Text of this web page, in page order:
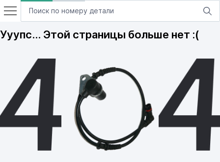
Ууупс… Этой страницы больше нет :(